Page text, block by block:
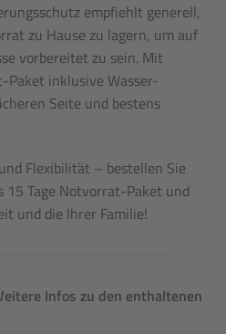
empfiehlt generell,
zu Hause zu lagern, um auf
vorbereitet zu sein. Mit
Paket inklusive Wasser-
Seite und bestens
Flexibilität – bestellen Sie
15 Tage Notvorrat-Paket und
und die Ihrer Familie!
Infos zu den enthaltenen